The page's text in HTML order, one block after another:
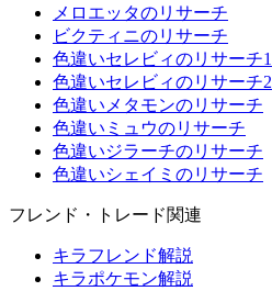
メロエッタのリサーチ
ビクティニのリサーチ
色違いセレビィのリサーチ1
色違いセレビィのリサーチ2
色違いメタモンのリサーチ
色違いミュウのリサーチ
色違いジラーチのリサーチ
色違いシェイミのリサーチ
フレンド・トレード関連
キラフレンド解説
キラポケモン解説